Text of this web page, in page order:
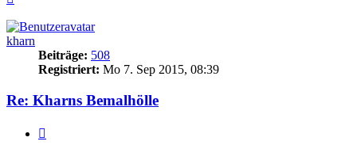
kharn
Beiträge: 508
Registriert: Mo 7. Sep 2015, 08:39
Re: Kharns Bemalhölle